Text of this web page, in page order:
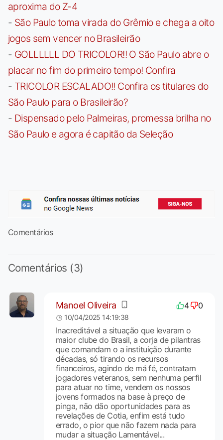
aproxima do Z-4
- São Paulo toma virada do Grêmio e chega a oito
jogos sem vencer no Brasileirão
- GOLLLLLL DO TRICOLOR!! O São Paulo abre o
placar no fim do primeiro tempo! Confira
- TRICOLOR ESCALADO!! Confira os titulares do
São Paulo para o Brasileirão?
- Dispensado pelo Palmeiras, promessa brilha no
São Paulo e agora é capitão da Seleção
Comentários
Comentários (3)
Manoel Oliveira 4 0
10/04/2025 14:19:38
Inacreditável a situação que levaram o
maior clube do Brasil, a corja de pilantras
que comandam o a instituição durante
décadas, só tirando os recursos
financeiros, agindo de má fé, contratam
jogadores veteranos, sem nenhuma perfil
para atuar no time, vendem os nossos
jovens formados na base à preço de
pinga, não dão oportunidades para as
revelações de Cotia, enfim está tudo
errado, o pior que não fazem nada para
mudar a situação Lamentável...